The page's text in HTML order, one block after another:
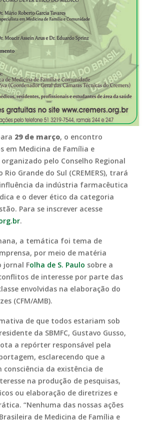
29 de março, o encontro
em Medicina de Família e
organizado pelo Conselho Regional
Rio Grande do Sul (CREMERS), trará
da indústria farmacêutica
e o dever ético da categoria
Para se inscrever acesse
.
a temática foi tema de
por meio de matéria
jornal Folha de S. Paulo sobre a
de interesse por parte das
envolvidas na elaboração do
(CFM/AMB).
de que todos estariam sob
da SBMFC, Gustavo Gusso,
a repórter responsável pela
esclarecendo que a
consciência da existência de
na produção de pesquisas,
ou elaboração de diretrizes e
“Nenhuma das nossas ações
de Medicina de Família e